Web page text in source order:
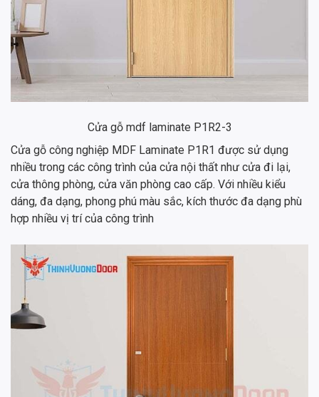
Cửa gỗ mdf laminate P1R2-3
Cửa gỗ công nghiệp MDF Laminate P1R1 được sử dụng
nhiều trong các công trình của cửa nội thất như cửa đi lại,
cửa thông phòng, cửa văn phòng cao cấp. Với nhiều kiểu
dáng, đa dạng, phong phú màu sắc, kích thước đa dạng phù
hợp nhiều vị trí của công trình